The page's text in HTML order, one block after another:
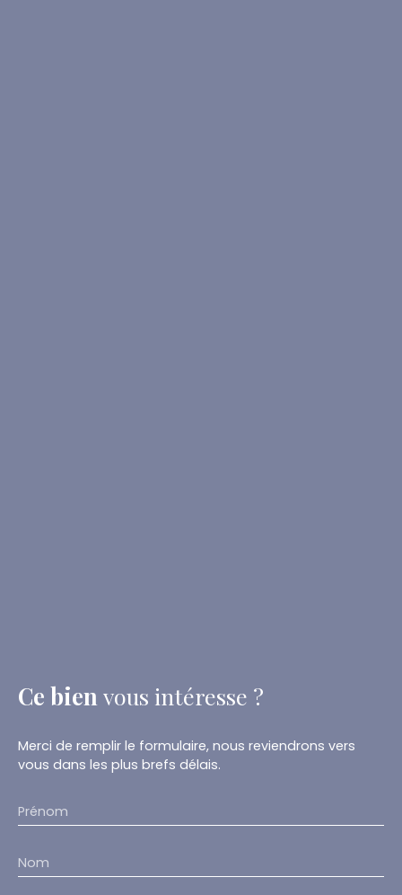
Ce bien vous intéresse ?
Merci de remplir le formulaire, nous reviendrons vers
vous dans les plus brefs délais.
Prénom
Nom